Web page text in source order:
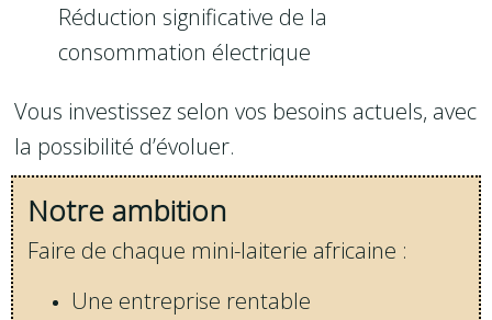
Réduction significative de la
consommation électrique
Vous investissez selon vos besoins actuels, avec
la possibilité d’évoluer.
Notre ambition
Faire de chaque mini-laiterie africaine :
Une entreprise rentable